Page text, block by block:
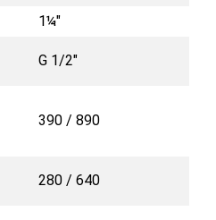
1¼"
G 1/2"
390 / 890
280 / 640